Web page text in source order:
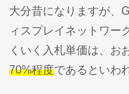
大分昔になりますが、
ィスプレイネットワー
くいく入札単価は、お
70%程度であるといわ